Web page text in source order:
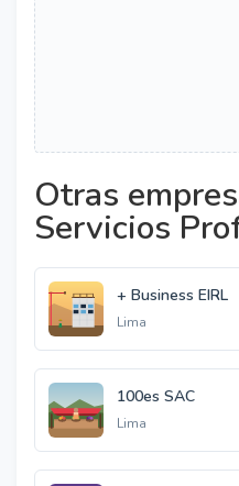
Otras
Servicios
+ Business EIRL
Lima
100es SAC
Lima